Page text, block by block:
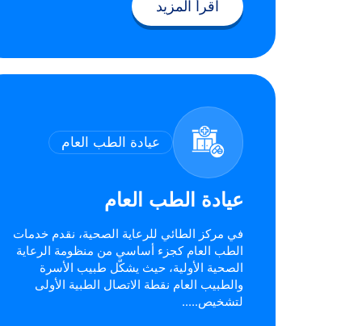
اقرأ المزيد
عيادة الطب العام
عيادة الطب العام
في مركز الطائي للرعاية الصحية، نقدم خدمات
الطب العام كجزء أساسي من منظومة الرعاية
الصحية الأولية، حيث يشكّل طبيب الأسرة
والطبيب العام نقطة الاتصال الطبية الأولى
لتشخيص.....